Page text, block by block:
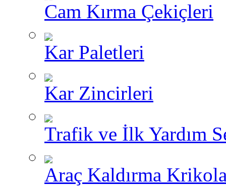
Cam Kırma Çekiçleri
Kar Paletleri
Kar Zincirleri
Trafik ve İlk Yardım
Araç Kaldırma